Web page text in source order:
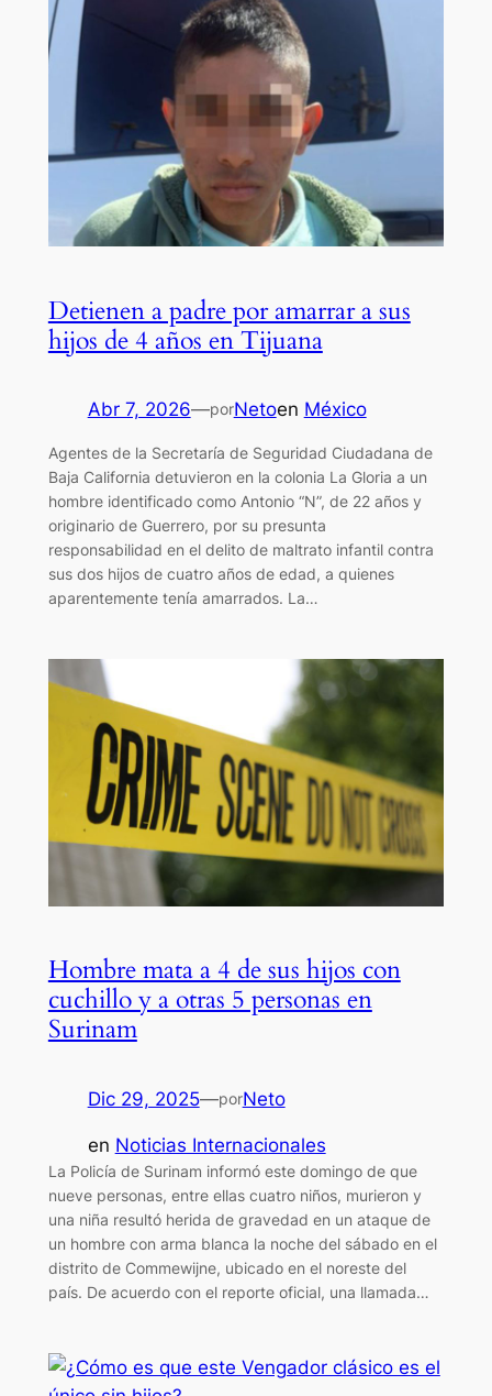
Detienen a padre por amarrar a sus
hijos de 4 años en Tijuana
Abr 7, 2026—porNetoen México
Agentes de la Secretaría de Seguridad Ciudadana de
Baja California detuvieron en la colonia La Gloria a un
hombre identificado como Antonio “N”, de 22 años y
originario de Guerrero, por su presunta
responsabilidad en el delito de maltrato infantil contra
sus dos hijos de cuatro años de edad, a quienes
aparentemente tenía amarrados. La…
Hombre mata a 4 de sus hijos con
cuchillo y a otras 5 personas en
Surinam
Dic 29, 2025—porNeto
en Noticias Internacionales
La Policía de Surinam informó este domingo de que
nueve personas, entre ellas cuatro niños, murieron y
una niña resultó herida de gravedad en un ataque de
un hombre con arma blanca la noche del sábado en el
distrito de Commewijne, ubicado en el noreste del
país. De acuerdo con el reporte oficial, una llamada…